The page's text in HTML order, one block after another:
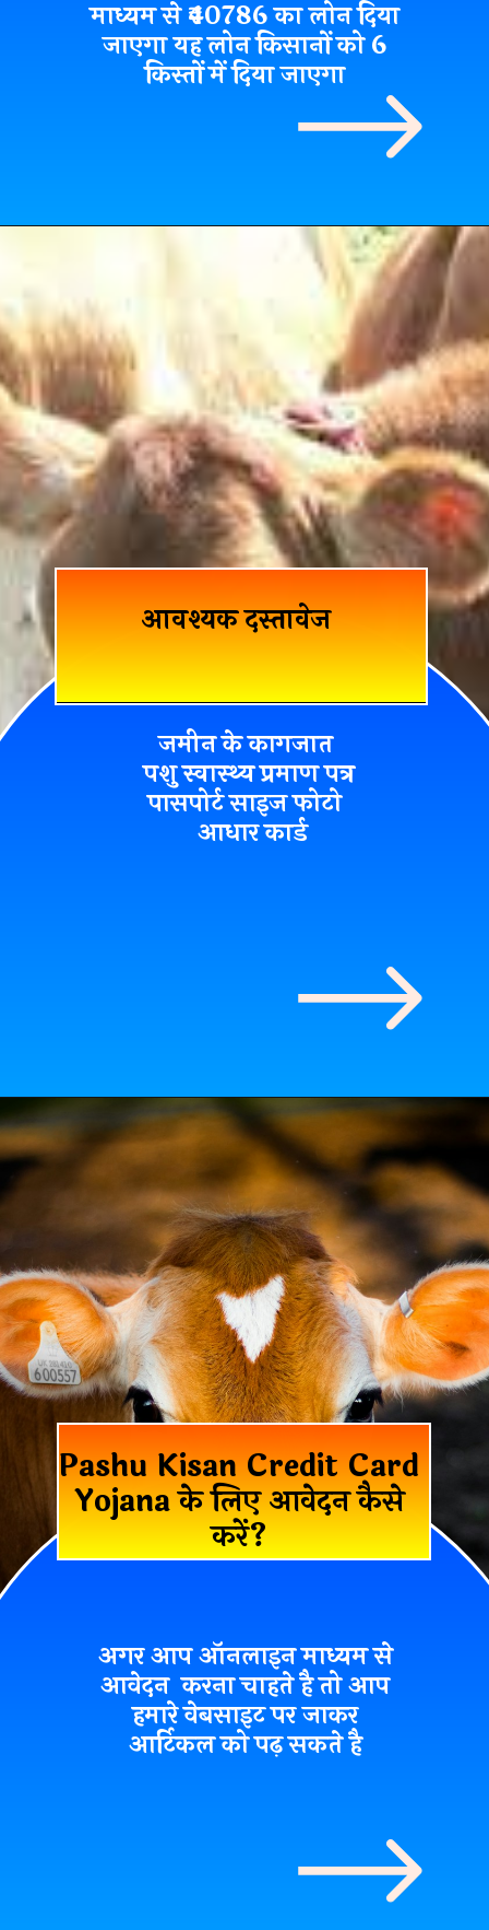
माध्यम से ₹40786 का लोन दिया
जाएगा यह लोन किसानों को 6
किस्तों में दिया जाएगा
आवश्यक दस्तावेज
जमीन के कागजात
पशु स्वास्थ्य प्रमाण पत्र
पासपोर्ट साइज फोटो
आधार कार्ड
Pashu Kisan Credit Card
Yojana के लिए आवेदन कैसे
करें?
अगर आप ऑनलाइन माध्यम से
आवेदन करना चाहते है तो आप
हमारे वेबसाइट पर जाकर
आर्टिकल को पढ़ सकते है